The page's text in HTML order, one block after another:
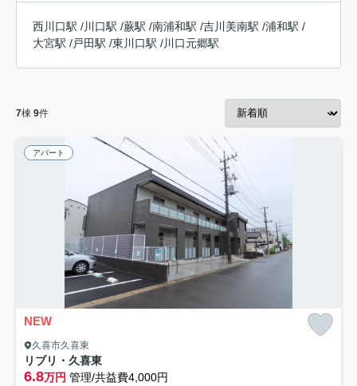
西川口駅 /川口駅 /蕨駅 /南浦和駅 /吉川美南駅 /浦和駅 /
大宮駅 /戸田駅 /東川口駅 /川口元郷駅
7棟 9件
アパート
NEW
久喜市久喜東
リブリ・久喜東
6.8万円 管理/共益費4,000円